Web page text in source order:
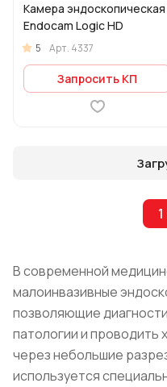
Камера эндоскопическая
Endocam Logiс HD
5 Арт. 4337
Запросить КП
1
В современной
малоинвазивные
позволяющие
патологии и проводить
через небольшие
используется